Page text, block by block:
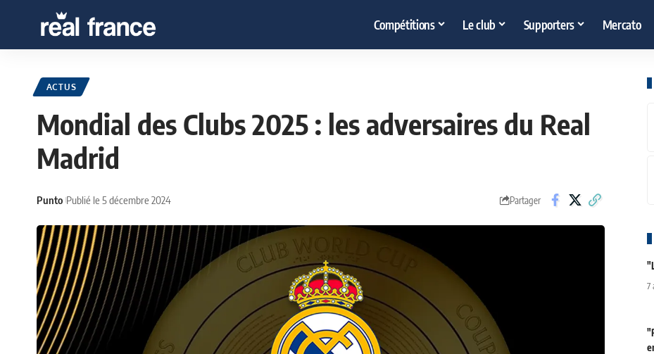
Compétitions Le club Supporters Mercato
ACTUS
Mondial des Clubs 2025 : les adversaires du Real
Madrid
Punto Publié le 5 décembre 2024 Partager
7